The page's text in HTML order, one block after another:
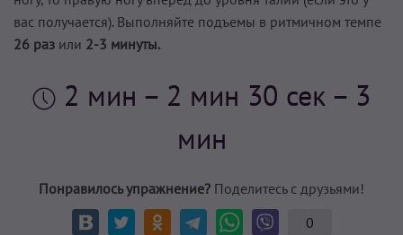
вас получается). Выполняйте подъемы в ритмичном темпе
26 раз или 2-3 минуты.
2 мин – 2 мин 30 сек – 3
мин
Понравилось упражнение? Поделитесь с друзьями!
0